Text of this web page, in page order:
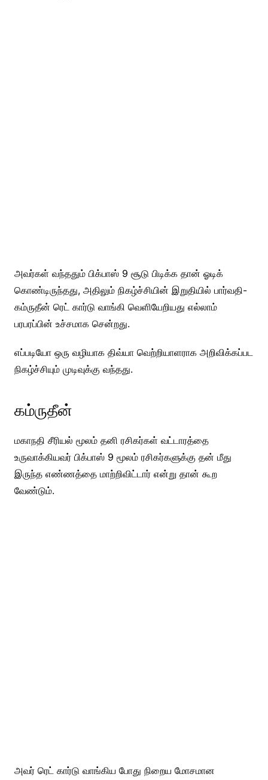
அவர்கள் வந்ததும் பிக்பாஸ் 9 சூடு பிடிக்க தான் ஓடிக்
கொண்டிருந்தது, அதிலும் நிகழ்ச்சியின் இறுதியில் பார்வதி-
கம்ருதீன் ரெட் கார்டு வாங்கி வெளியேறியது எல்லாம்
பரபரப்பின் உச்சமாக சென்றது.
எப்படியோ ஒரு வழியாக திவ்யா வெற்றியாளராக அறிவிக்கப்பட
நிகழ்ச்சியும் முடிவுக்கு வந்தது.
கம்ருதீன்
மகாநதி சீரியல் மூலம் தனி ரசிகர்கள் வட்டாரத்தை
உருவாக்கியவர் பிக்பாஸ் 9 மூலம் ரசிகர்களுக்கு தன் மீது
இருந்த எண்ணத்தை மாற்றிவிட்டார் என்று தான் கூற
வேண்டும்.
அவர் ரெட் கார்டு வாங்கிய போது நிறைய மோசமான